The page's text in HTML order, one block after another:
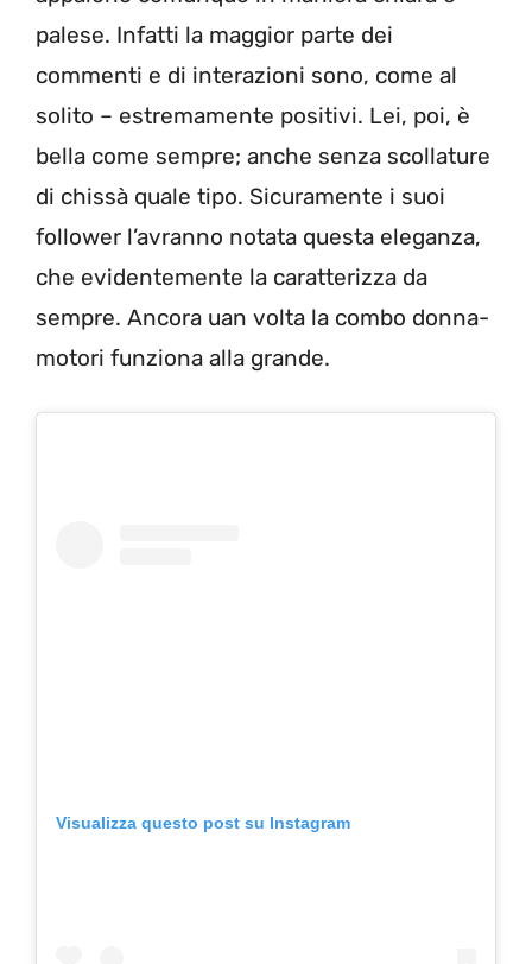
palese. Infatti la maggior parte dei
commenti e di interazioni sono, come al
solito – estremamente positivi. Lei, poi, è
bella come sempre; anche senza scollature
di chissà quale tipo. Sicuramente i suoi
follower l’avranno notata questa eleganza,
che evidentemente la caratterizza da
sempre. Ancora uan volta la combo donna-
motori funziona alla grande.
Visualizza questo post su Instagram